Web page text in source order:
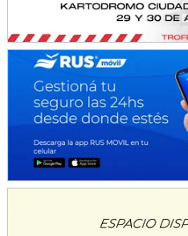
Ciudad de Trenque Lauquen (Asfalto)
Trenque Lauquen (Buenos Aires)
ENTRERRIANO - F6 (POSTERGADA)
Parque de la Velocidad (Asfalto)
Villaguay (Entre Ríos)
VICTORIENSE - F7
El Cerro (Tierra)
Moto Club Reginense (Tierra)